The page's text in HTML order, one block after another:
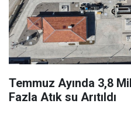
Temmuz Ayında 3,8
Fazla Atık su Arıtıldı